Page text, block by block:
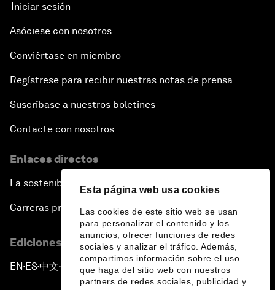
Esta página web usa cookies
Las cookies de este sitio web se usan
para personalizar el contenido y los
anuncios, ofrecer funciones de redes
sociales y analizar el tráfico. Además,
compartimos información sobre el uso
que haga del sitio web con nuestros
partners de redes sociales, publicidad y
Iniciar sesión
Asóciese con nosotros
Conviértase en miembro
Regístrese para recibir nuestras notas de prensa
Suscríbase a nuestros boletines
Contacte con nosotros
Enlaces directos
La sostenibilidad en el Foro
Carreras profesionales
Ediciones en otros idiomas
EN ▪ES▪中文▪ 日本語